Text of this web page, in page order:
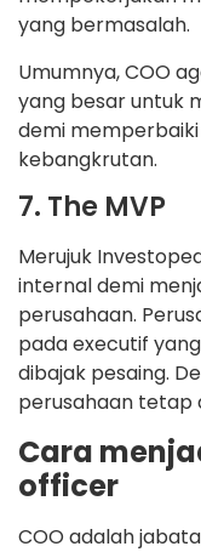
yang bermasalah.
Umumnya, COO
yang besar untuk
demi
kebangkrutan.
7. The MVP
Merujuk
internal demi
perusahaan.
pada executif
dibajak pesaing.
perusahaan tetap
Cara
officer
COO adalah